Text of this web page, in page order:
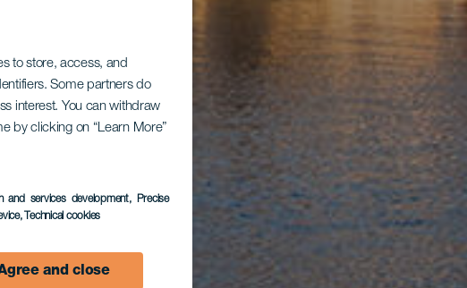
to store, access, and
Some partners do
interest. You can withdraw
by clicking on “Learn More”
and services development, Precise
, Technical cookies
and close